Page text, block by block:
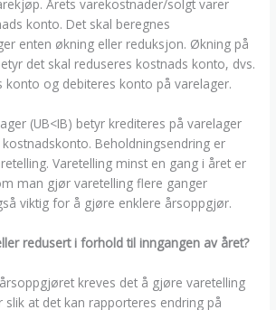
Årets varekostnader/solgt varer
konto. Det skal beregnes
enten økning eller reduksjon. Økning på
det skal reduseres kostnads konto, dvs.
konto og debiteres konto på varelager.
(UB<IB) betyr krediteres på varelager
Beholdningsendring er
Varetelling minst en gang i året er
man gjør varetelling flere ganger
viktig for å gjøre enklere årsoppgjør.
redusert i forhold til inngangen av året?
kreves det å gjøre varetelling
slik at det kan rapporteres endring på